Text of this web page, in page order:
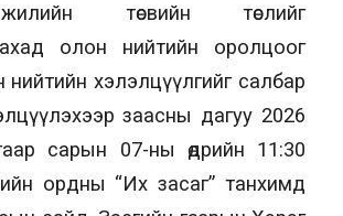
төсвийн төслийг
олон нийтийн оролцоог
нийтийн хэлэлцүүлгийг салбар
заасны дагуу 2026
сарын 07-ны өдрийн 11:30
ордны “Их засаг” танхимд